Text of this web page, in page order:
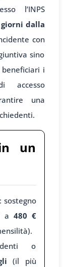
l’INPS
dalla
con
sino
i
accesso
una
un
sostegno
a 480 €
o
(il più